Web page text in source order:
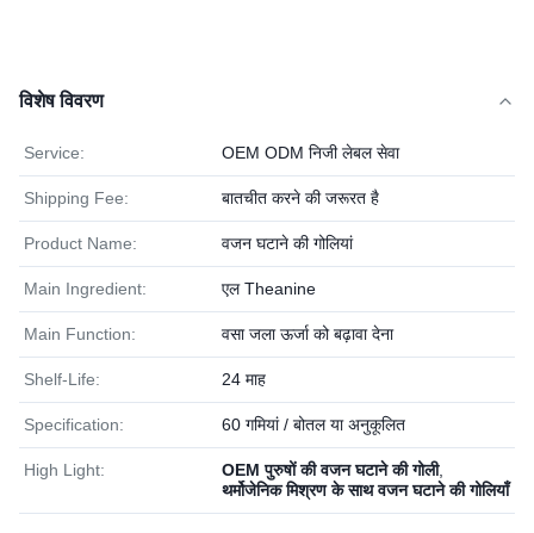
विशेष विवरण
Service: OEM ODM निजी लेबल सेवा
Shipping Fee: बातचीत करने की जरूरत है
Product Name: वजन घटाने की गोलियां
Main Ingredient: एल Theanine
Main Function: वसा जला ऊर्जा को बढ़ावा देना
Shelf-Life: 24 माह
Specification: 60 गमियां / बोतल या अनुकूलित
High Light: OEM पुरुषों की वजन घटाने की गोली,
थर्मोजेनिक मिश्रण के साथ वजन घटाने की गोलियाँ